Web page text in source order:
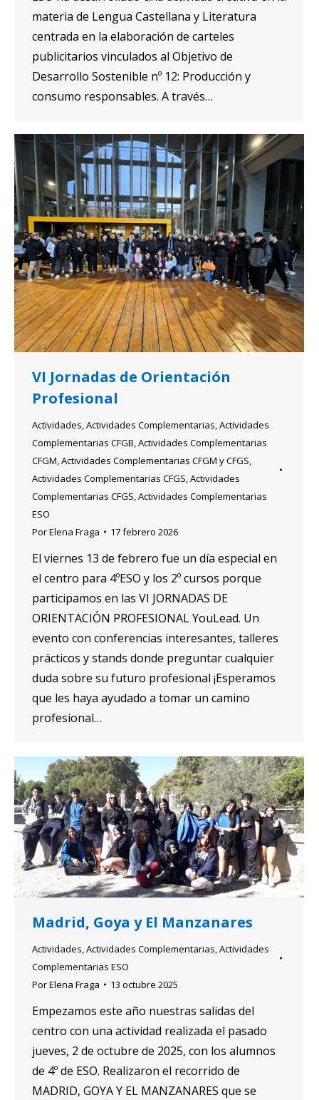
materia de Lengua Castellana y Literatura
centrada en la elaboración de carteles
publicitarios vinculados al Objetivo de
Desarrollo Sostenible nº 12: Producción y
consumo responsables. A través…
VI Jornadas de Orientación
Profesional
Actividades Actividades Complementarias Actividades
Complementarias CFGB Actividades Complementarias
CFGM Actividades Complementarias CFGM y CFGS
Actividades Complementarias CFGS Actividades
Complementarias CFGS Actividades Complementarias
ESO
PorElena Fraga 17 febrero 2026
El viernes 13 de febrero fue un día especial en
el centro para 4ºESO y los 2º cursos porque
participamos en las VI JORNADAS DE
ORIENTACIÓN PROFESIONAL YouLead. Un
evento con conferencias interesantes, talleres
prácticos y stands donde preguntar cualquier
duda sobre su futuro profesional ¡Esperamos
que les haya ayudado a tomar un camino
profesional…
Madrid, Goya y El Manzanares
Actividades,Actividades Complementarias,Actividades
Complementarias ESO
PorElena Fraga 13 octubre 2025
Empezamos este año nuestras salidas del
centro con una actividad realizada el pasado
jueves, 2 de octubre de 2025, con los alumnos
de 4º de ESO. Realizaron el recorrido de
MADRID, GOYA Y EL MANZANARES que se